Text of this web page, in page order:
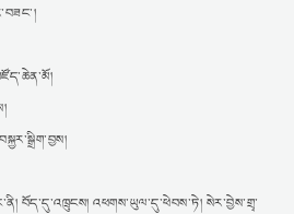
བོད་དུ་འཁྲུངས། འཕགས་ཡུལ་དུ་ཕེབས་ཏེ། སེར་བྱེས་གྲྭ་